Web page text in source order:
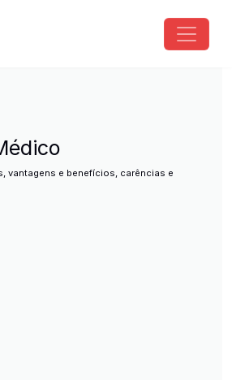
principal
Comercial
vantagens e benefícios, carências e